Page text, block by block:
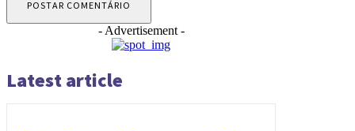
- Advertisement -
Latest article